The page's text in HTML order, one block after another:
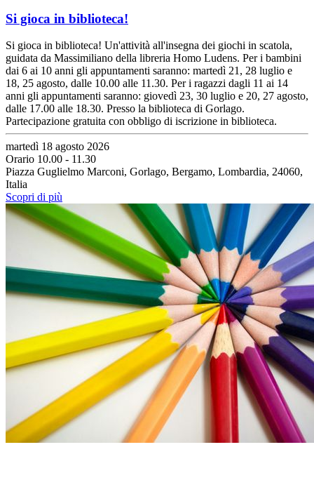
Si gioca in biblioteca!
Si gioca in biblioteca! Un'attività all'insegna dei giochi in scatola,
guidata da Massimiliano della libreria Homo Ludens. Per i bambini
dai 6 ai 10 anni gli appuntamenti saranno: martedì 21, 28 luglio e
18, 25 agosto, dalle 10.00 alle 11.30. Per i ragazzi dagli 11 ai 14
anni gli appuntamenti saranno: giovedì 23, 30 luglio e 20, 27 agosto,
dalle 17.00 alle 18.30. Presso la biblioteca di Gorlago.
Partecipazione gratuita con obbligo di iscrizione in biblioteca.
martedì 18 agosto 2026
Orario 10.00 - 11.30
Piazza Guglielmo Marconi, Gorlago, Bergamo, Lombardia, 24060,
Italia
Scopri di più